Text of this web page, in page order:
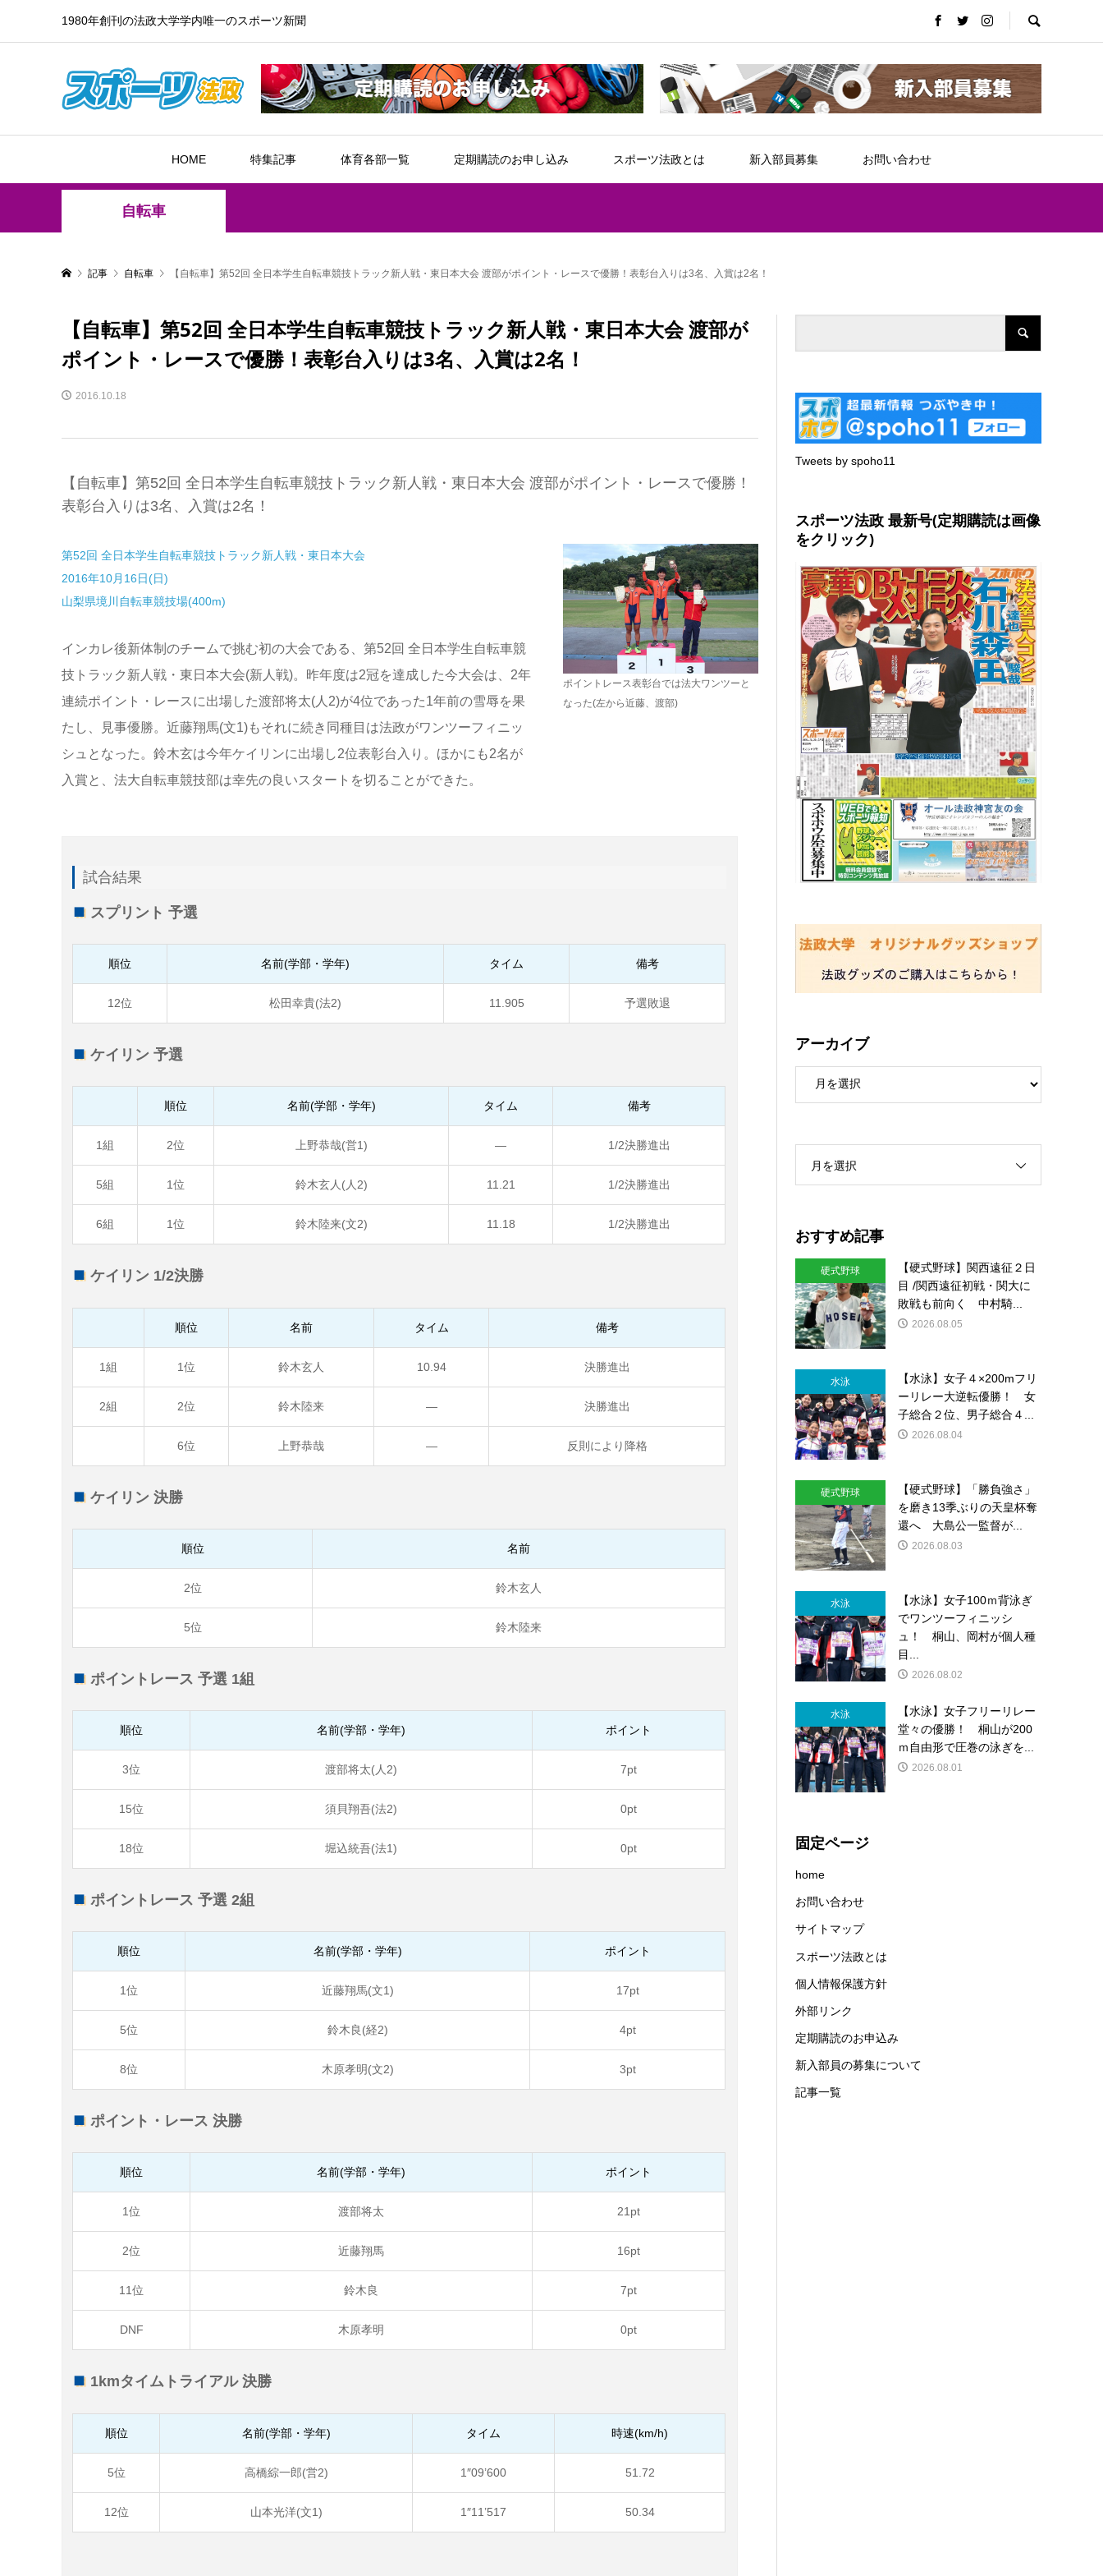
1980年創刊の法政大学学内唯一のスポーツ新聞
HOME 特集記事 体育各部一覧 定期購読のお申し込み スポーツ法政とは 新入部員募集 お問い合わせ
自転車
記事 自転車 【自転車】第52回 全日本学生自転車競技トラック新人戦・東日本大会 渡部がポイント・レースで優勝！表彰台入りは3名、入賞は2名！
【自転車】第52回 全日本学生自転車競技トラック新人戦・東日本大会 渡部が
ポイント・レースで優勝！表彰台入りは3名、入賞は2名！
2016.10.18
【自転車】第52回 全日本学生自転車競技トラック新人戦・東日本大会 渡部がポイント・レースで優勝！
表彰台入りは3名、入賞は2名！
第52回 全日本学生自転車競技トラック新人戦・東日本大会
2016年10月16日(日)
山梨県境川自転車競技場(400m)
インカレ後新体制のチームで挑む初の大会である、第52回 全日本学生自転車競
技トラック新人戦・東日本大会(新人戦)。昨年度は2冠を達成した今大会は、2年
連続ポイント・レースに出場した渡部将太(人2)が4位であった1年前の雪辱を果
たし、見事優勝。近藤翔馬(文1)もそれに続き同種目は法政がワンツーフィニッ
シュとなった。鈴木玄は今年ケイリンに出場し2位表彰台入り。ほかにも2名が
入賞と、法大自転車競技部は幸先の良いスタートを切ることができた。
ポイントレース表彰台では法大ワンツーと
なった(左から近藤、渡部)
試合結果
スプリント 予選
順位 名前(学部・学年) タイム 備考
12位 松田幸貴(法2) 11.905 予選敗退
ケイリン 予選
順位 名前(学部・学年) タイム 備考
1組 2位 上野恭哉(営1) ― 1/2決勝進出
5組 1位 鈴木玄人(人2) 11.21 1/2決勝進出
6組 1位 鈴木陸来(文2) 11.18 1/2決勝進出
ケイリン 1/2決勝
順位 名前 タイム 備考
1組 1位 鈴木玄人 10.94 決勝進出
2組 2位 鈴木陸来 ― 決勝進出
6位 上野恭哉 ― 反則により降格
ケイリン 決勝
順位 名前
2位 鈴木玄人
5位 鈴木陸来
ポイントレース 予選 1組
順位 名前(学部・学年) ポイント
3位 渡部将太(人2) 7pt
15位 須貝翔吾(法2) 0pt
18位 堀込統吾(法1) 0pt
ポイントレース 予選 2組
順位 名前(学部・学年) ポイント
1位 近藤翔馬(文1) 17pt
5位 鈴木良(経2) 4pt
8位 木原孝明(文2) 3pt
ポイント・レース 決勝
順位 名前(学部・学年) ポイント
1位 渡部将太 21pt
2位 近藤翔馬 16pt
11位 鈴木良 7pt
DNF 木原孝明 0pt
1kmタイムトライアル 決勝
順位 名前(学部・学年) タイム 時速(km/h)
5位 高橋綜一郎(営2) 1″09’600 51.72
12位 山本光洋(文1) 1″11’517 50.34
Tweets by spoho11
スポーツ法政 最新号(定期購読は画像
をクリック)
アーカイブ
月を選択
おすすめ記事
硬式野球
【硬式野球】関西遠征２日
目 /関西遠征初戦・関大に
敗戦も前向く 中村騎...
2026.08.05
水泳
【水泳】女子４×200mフリ
ーリレー大逆転優勝！ 女
子総合２位、男子総合４...
2026.08.04
硬式野球
【硬式野球】「勝負強さ」
を磨き13季ぶりの天皇杯奪
還へ 大島公一監督が...
2026.08.03
水泳
【水泳】女子100ｍ背泳ぎ
でワンツーフィニッシ
ュ！ 桐山、岡村が個人種
目...
2026.08.02
水泳
【水泳】女子フリーリレー
堂々の優勝！ 桐山が200
ｍ自由形で圧巻の泳ぎを...
2026.08.01
固定ページ
home
お問い合わせ
サイトマップ
スポーツ法政とは
個人情報保護方針
外部リンク
定期購読のお申込み
新入部員の募集について
記事一覧